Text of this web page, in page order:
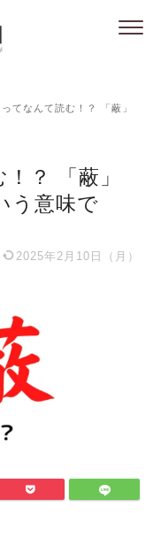
ってなんて読む！？ 「蔽」
？ 「蔽」
う意味で
2025年2月10日（月）